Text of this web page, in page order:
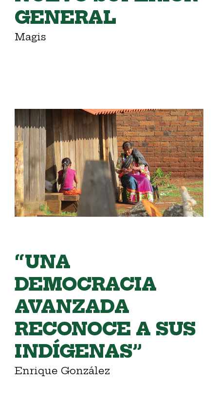
GENERAL
Magis
“UNA
DEMOCRACIA
AVANZADA
RECONOCE A SUS
INDÍGENAS”
Enrique González